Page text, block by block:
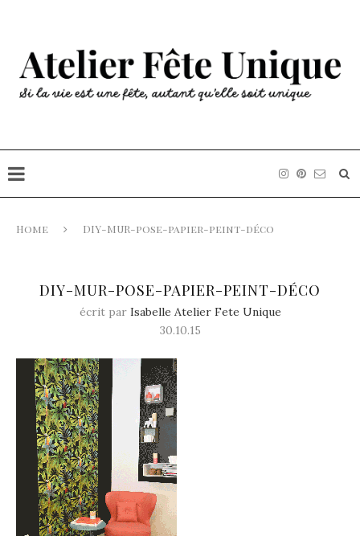
Home DIY-MUR-pose-papier-peint-déco
DIY-MUR-POSE-PAPIER-PEINT-DÉCO
écrit par Isabelle Atelier Fete Unique
30.10.15